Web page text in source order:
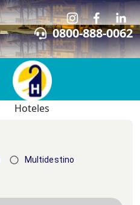
0800-888-0062
Hoteles
Multidestino